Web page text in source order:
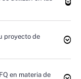
proyecto de
en materia de